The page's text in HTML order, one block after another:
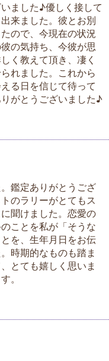
ました♪優しく接して
来ました。彼とお別
ので、今現在の状況
の気持ち、今彼が思
く教えて頂き、凄く
れました。これから
る日を信じて待って
がとうございました♪
鑑定ありがとうござ
のラリーがとてもス
聞けました。恋愛の
ことを私が「そうな
を、生年月日をお伝
時期的なものも踏ま
とても嬉しく思いま
。